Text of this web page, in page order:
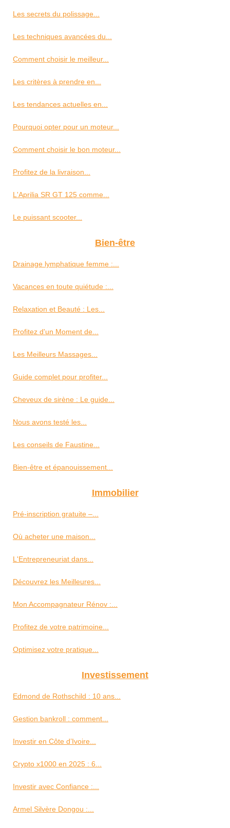
Les secrets du polissage...
Les techniques avancées du...
Comment choisir le meilleur...
Les critères à prendre en...
Les tendances actuelles en...
Pourquoi opter pour un moteur...
Comment choisir le bon moteur...
Profitez de la livraison...
L'Aprilia SR GT 125 comme...
Le puissant scooter...
Bien-être
Drainage lymphatique femme :...
Vacances en toute quiétude :...
Relaxation et Beauté : Les...
Profitez d'un Moment de...
Les Meilleurs Massages...
Guide complet pour profiter...
Cheveux de sirène : Le guide...
Nous avons testé les...
Les conseils de Faustine...
Bien-être et épanouissement...
Immobilier
Pré-inscription gratuite –...
Où acheter une maison...
L'Entrepreneuriat dans...
Découvrez les Meilleures...
Mon Accompagnateur Rénov :...
Profitez de votre patrimoine...
Optimisez votre pratique...
Investissement
Edmond de Rothschild : 10 ans...
Gestion bankroll : comment...
Investir en Côte d’Ivoire...
Crypto x1000 en 2025 : 6...
Investir avec Confiance :...
Armel Silvère Dongou :...